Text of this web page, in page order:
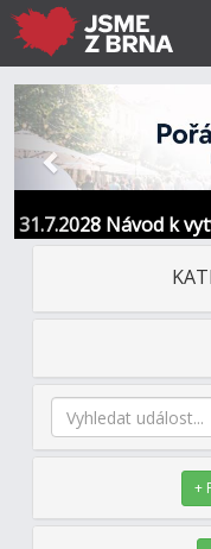
31.7.2028 Návod k
kontakt
Předchozí
+